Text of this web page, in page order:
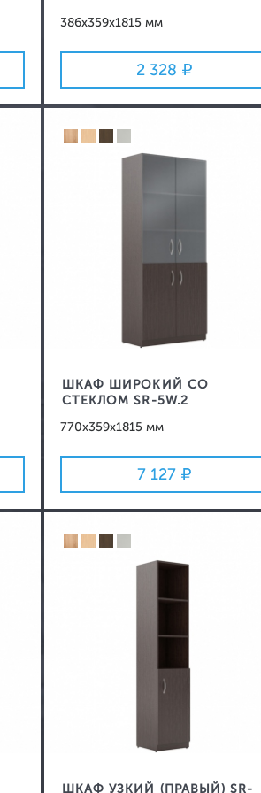
386x359x1815 мм
2 328
ШКАФ ШИРОКИЙ СО
СТЕКЛОМ SR-5W.2
770x359x1815 мм
7 127
ШКАФ УЗКИЙ (ПРАВЫЙ) SR-